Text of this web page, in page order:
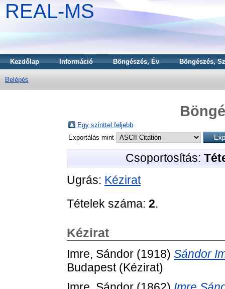
REAL-MS
Kezdőlap Információ Böngészés, Év Böngészés,
Belépés
Egy szinttel feljebb
Exportálás mint
Csoportosítás:
Ugrás: Kézirat
Tételek száma: 2.
Kézirat
Imre, Sándor (1918) Sándor
Budapest (Kézirat)